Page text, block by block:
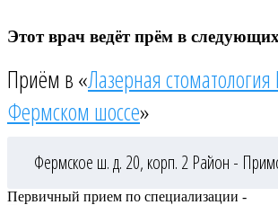
Этот врач ведёт прём в
Приём в «Лазерная
Фермском шоссе»
Фермское ш. д. 20, корп. 2 Район -
Первичный прием по специализации -